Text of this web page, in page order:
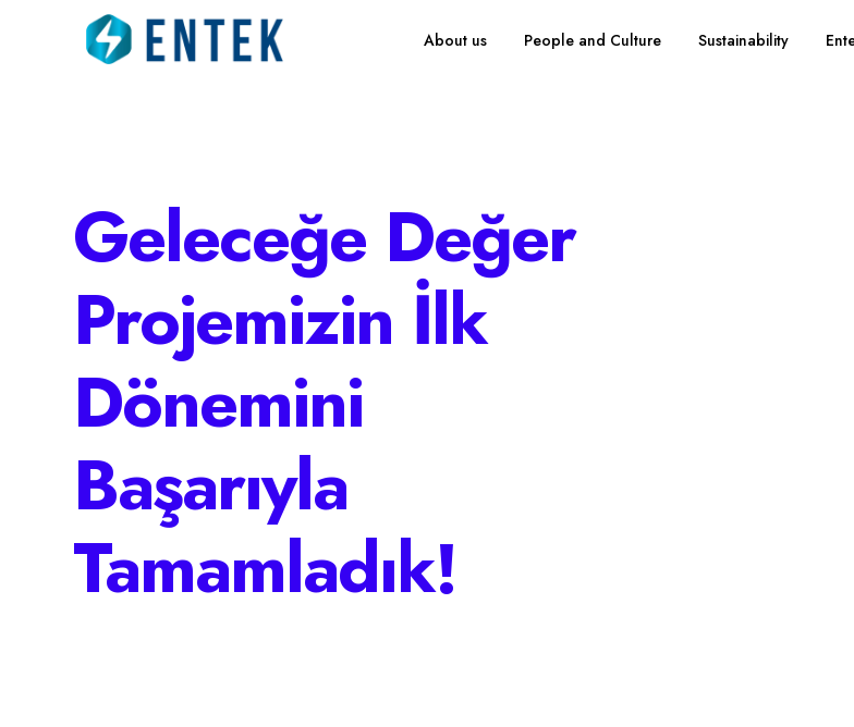
About us People and Culture Sustainability
Geleceğe Değer
Projemizin İlk
Dönemini
Başarıyla
Tamamladık!